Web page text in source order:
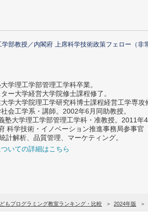
部教授／内閣府 上席科学技術政策フェロー（非
学理工学部管理工学科卒業。
ー大学経営大学院修士課程修了。
学大学院理工学研究科博士課程経営工学専攻
会工学系・講師。2002年6月同助教授。
塾大学理工学部管理工学科・准教授。2011年4
科学技術・イノベーション推進事務局参事官
計解析、品質管理、マーケティング。
いての詳細はこちら
もプログラミング教室ランキング・比較 2024年版